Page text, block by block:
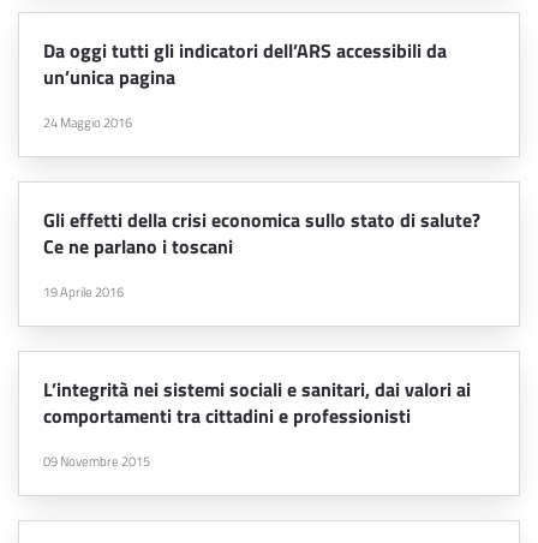
Da oggi tutti gli indicatori dell’ARS accessibili da
un’unica pagina
24 Maggio 2016
Gli effetti della crisi economica sullo stato di salute?
Ce ne parlano i toscani
19 Aprile 2016
L’integrità nei sistemi sociali e sanitari, dai valori ai
comportamenti tra cittadini e professionisti
09 Novembre 2015